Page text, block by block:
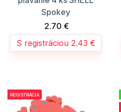
Spokey
2.70 €
S registráciou 2.43 €
REGISTRÁCIA